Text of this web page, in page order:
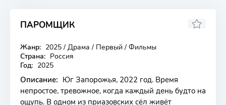
ПАРОМЩИК
Жанр: 2025 / Драма / Первый / Фильмы
Страна: Россия
Год: 2025
Описание: Юг Запорожья, 2022 год. Время
непростое, тревожное, когда каждый день будто на
ощупь. В одном из приазовских сёл живёт